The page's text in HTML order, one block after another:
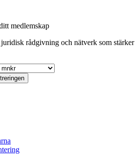
medlemskap
rådgivning och nätverk som stärker